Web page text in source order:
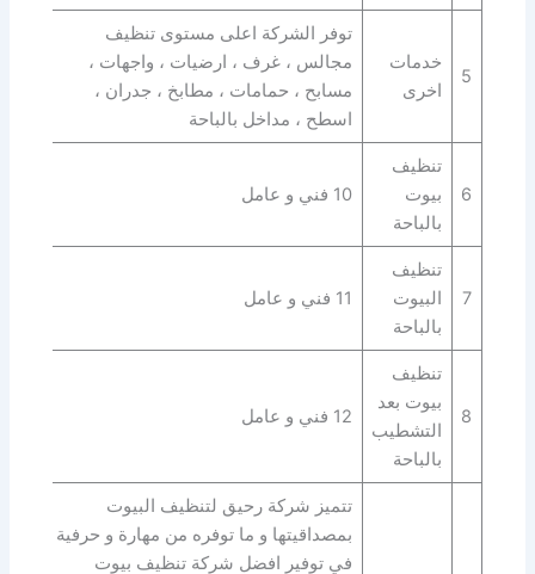
5
خدمات
اخرى
توفر الشركة اعلى مستوى تنظيف
مجالس ، غرف ، ارضيات ، واجهات ،
مسابح ، حمامات ، مطابخ ، جدران ،
اسطح ، مداخل بالباحة
6
تنظيف
بيوت
بالباحة
10 فني و عامل
7
تنظيف
البيوت
بالباحة
11 فني و عامل
8
تنظيف
بيوت بعد
التشطيب
بالباحة
12 فني و عامل
تتميز شركة رحيق لتنظيف البيوت
بمصداقيتها و ما توفره من مهارة و حرفية
في توفير افضل شركة تنظيف بيوت